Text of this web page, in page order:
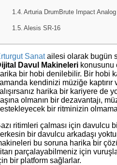
Arturia DrumBrute Impact
Alesis SR-16
Sanatailesi olarak bugün
Davul Makineleri konusunu
bir hobi denilebilir. Bir hobi
kendinizi müziğe
harika bir kariyere de
olmanın bir dezavantajı,
bir ritminizin
ritimleri çalması için davulcu
bir davulcu arkadaşı
bu soruna harika bir
parçalayabilmeniz için
bir platform sağlarlar.